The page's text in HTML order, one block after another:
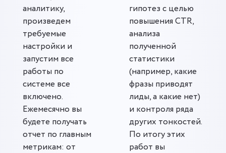
аналитику,
произведем
требуемые
настройки и
запустим все
работы по
системе все
включено.
Ежемесячно вы
будете получать
отчет по главным
метрикам: от
гипотез с целью
повышения CTR,
анализа
полученной
статистики
(например, какие
фразы приводят
лиды, а какие нет)
и контроля ряда
других тонкостей.
По итогу этих
работ вы